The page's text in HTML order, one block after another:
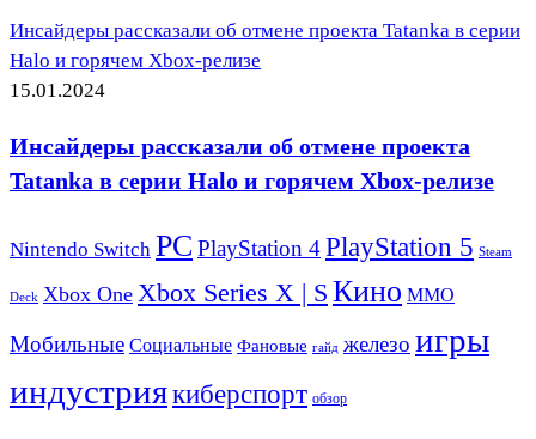
Инсайдеры рассказали об отмене проекта Tatanka в серии
Halo и горячем Xbox-релизе
15.01.2024
Инсайдеры рассказали об отмене проекта
Tatanka в серии Halo и горячем Xbox-релизе
Nintendo Switch PC PlayStation 4PlayStation 5 Steam
Deck Xbox One Xbox Series X | S Кино ММО
Мобильные Социальные Фановые гайд железо игры
индустриякиберспорт обзор